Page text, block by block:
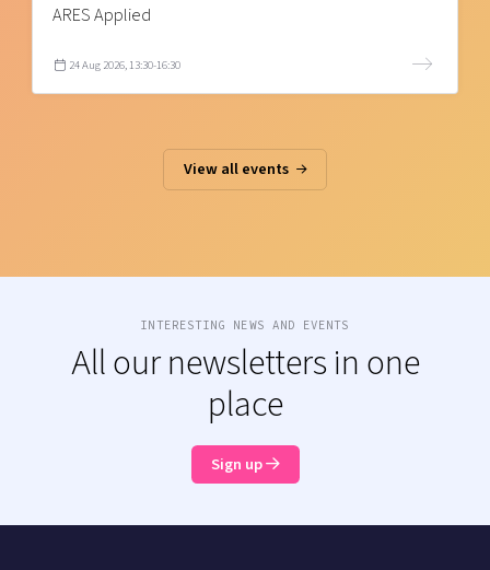
ARES Applied
24 Aug 2026, 13:30-16:30
View all events
INTERESTING NEWS AND EVENTS
All our newsletters in one
place
Sign up